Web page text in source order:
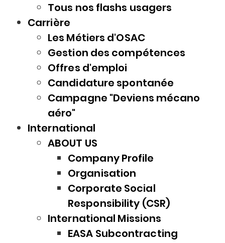
Tous nos flashs usagers
Carrière
Les Métiers d'OSAC
Gestion des compétences
Offres d'emploi
Candidature spontanée
Campagne "Deviens mécano
aéro"
International
ABOUT US
Company Profile
Organisation
Corporate Social
Responsibility (CSR)
International Missions
EASA Subcontracting